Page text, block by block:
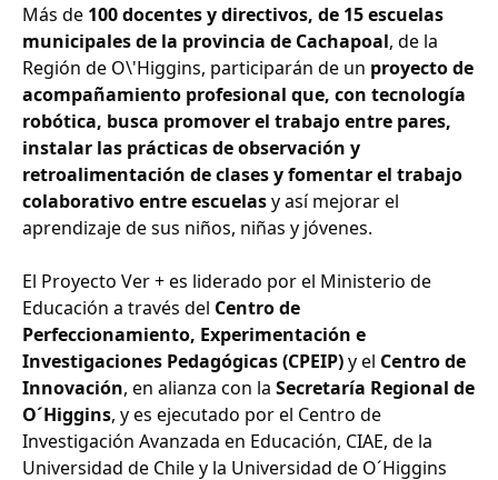
Más de 100 docentes y directivos, de 15 escuelas
municipales de la provincia de Cachapoal, de la
Región de O\'Higgins, participarán de un proyecto de
acompañamiento profesional que, con tecnología
robótica, busca promover el trabajo entre pares,
instalar las prácticas de observación y
retroalimentación de clases y fomentar el trabajo
colaborativo entre escuelasy así mejorar el
aprendizaje de sus niños, niñas y jóvenes.
El Proyecto Ver + es liderado por el Ministerio de
Educación a través del Centro de
Perfeccionamiento, Experimentación e
Investigaciones Pedagógicas (CPEIP)y el Centro de
Innovación, en alianza con la Secretaría Regional de
O´Higgins, y es ejecutado por el Centro de
Investigación Avanzada en Educación, CIAE, de la
Universidad de Chile y la Universidad de O´Higgins